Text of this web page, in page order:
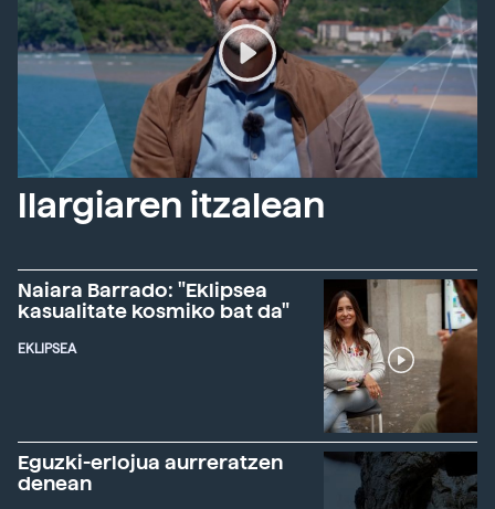
Ilargiaren itzalean
Naiara Barrado: "Eklipsea
kasualitate kosmiko bat da"
EKLIPSEA
Eguzki-erlojua aurreratzen
denean